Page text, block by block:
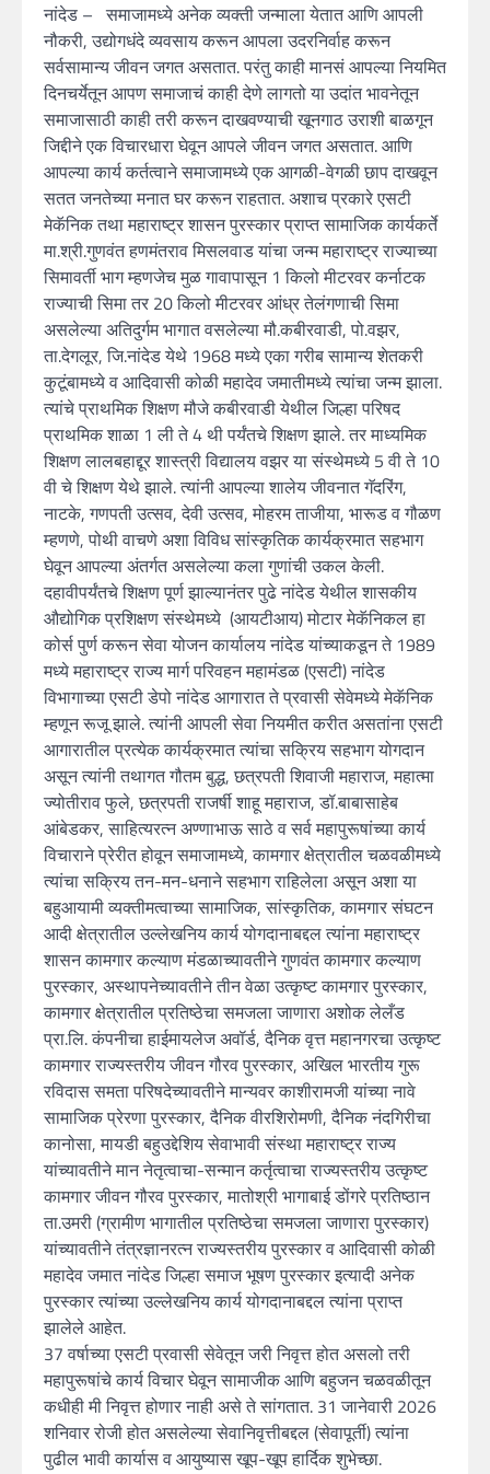
नांदेड – समाजामध्ये अनेक व्यक्ती जन्माला येतात आणि आपली
नौकरी, उद्योगधंदे व्यवसाय करून आपला उदरनिर्वाह करून
सर्वसामान्य जीवन जगत असतात. परंतु काही मानसं आपल्या नियमित
दिनचर्येतून आपण समाजाचं काही देणे लागतो या उदांत भावनेतून
समाजासाठी काही तरी करून दाखवण्याची खूनगाठ उराशी बाळगून
जिद्दीने एक विचारधारा घेवून आपले जीवन जगत असतात. आणि
आपल्या कार्य कर्तत्वाने समाजामध्ये एक आगळी-वेगळी छाप दाखवून
सतत जनतेच्या मनात घर करून राहतात. अशाच प्रकारे एसटी
मेकॅनिक तथा महाराष्ट्र शासन पुरस्कार प्राप्त सामाजिक कार्यकर्ते
मा.श्री.गुणवंत हणमंतराव मिसलवाड यांचा जन्म महाराष्ट्र राज्याच्या
सिमावर्ती भाग म्हणजेच मुळ गावापासून 1 किलो मीटरवर कर्नाटक
राज्याची सिमा तर 20 किलो मीटरवर आंध्र तेलंगणाची सिमा
असलेल्या अतिदुर्गम भागात वसलेल्या मौ.कबीरवाडी, पो.वझर,
ता.देगलूर, जि.नांदेड येथे 1968 मध्ये एका गरीब सामान्य शेतकरी
कुटूंबामध्ये व आदिवासी कोळी महादेव जमातीमध्ये त्यांचा जन्म झाला.
त्यांचे प्राथमिक शिक्षण मौजे कबीरवाडी येथील जिल्हा परिषद
प्राथमिक शाळा 1 ली ते 4 थी पर्यंतचे शिक्षण झाले. तर माध्यमिक
शिक्षण लालबहाद्दूर शास्त्री विद्यालय वझर या संस्थेमध्ये 5 वी ते 10
वी चे शिक्षण येथे झाले. त्यांनी आपल्या शालेय जीवनात गॅदरिंग,
नाटके, गणपती उत्सव, देवी उत्सव, मोहरम ताजीया, भारूड व गौळण
म्हणणे, पोथी वाचणे अशा विविध सांस्कृतिक कार्यक्रमात सहभाग
घेवून आपल्या अंतर्गत असलेल्या कला गुणांची उकल केली.
दहावीपर्यंतचे शिक्षण पूर्ण झाल्यानंतर पुढे नांदेड येथील शासकीय
औद्योगिक प्रशिक्षण संस्थेमध्ये (आयटीआय) मोटार मेकॅनिकल हा
कोर्स पुर्ण करून सेवा योजन कार्यालय नांदेड यांच्याकडून ते 1989
मध्ये महाराष्ट्र राज्य मार्ग परिवहन महामंडळ (एसटी) नांदेड
विभागाच्या एसटी डेपो नांदेड आगारात ते प्रवासी सेवेमध्ये मेकॅनिक
म्हणून रूजू झाले. त्यांनी आपली सेवा नियमीत करीत असतांना एसटी
आगारातील प्रत्येक कार्यक्रमात त्यांचा सक्रिय सहभाग योगदान
असून त्यांनी तथागत गौतम बुद्ध, छत्रपती शिवाजी महाराज, महात्मा
ज्योतीराव फुले, छत्रपती राजर्षी शाहू महाराज, डॉ.बाबासाहेब
आंबेडकर, साहित्यरत्न अण्णाभाऊ साठे व सर्व महापुरूषांच्या कार्य
विचाराने प्रेरीत होवून समाजामध्ये, कामगार क्षेत्रातील चळवळीमध्ये
त्यांचा सक्रिय तन-मन-धनाने सहभाग राहिलेला असून अशा या
बहुआयामी व्यक्तीमत्वाच्या सामाजिक, सांस्कृतिक, कामगार संघटन
आदी क्षेत्रातील उल्लेखनिय कार्य योगदानाबद्दल त्यांना महाराष्ट्र
शासन कामगार कल्याण मंडळाच्यावतीने गुणवंत कामगार कल्याण
पुरस्कार, अस्थापनेच्यावतीने तीन वेळा उत्कृष्ट कामगार पुरस्कार,
कामगार क्षेत्रातील प्रतिष्ठेचा समजला जाणारा अशोक लेलँड
प्रा.लि. कंपनीचा हाईमायलेज अवॉर्ड, दैनिक वृत्त महानगरचा उत्कृष्ट
कामगार राज्यस्तरीय जीवन गौरव पुरस्कार, अखिल भारतीय गुरू
रविदास समता परिषदेच्यावतीने मान्यवर काशीरामजी यांच्या नावे
सामाजिक प्रेरणा पुरस्कार, दैनिक वीरशिरोमणी, दैनिक नंदगिरीचा
कानोसा, मायडी बहुउद्देशिय सेवाभावी संस्था महाराष्ट्र राज्य
यांच्यावतीने मान नेतृत्वाचा-सन्मान कर्तृत्वाचा राज्यस्तरीय उत्कृष्ट
कामगार जीवन गौरव पुरस्कार, मातोश्री भागाबाई डोंगरे प्रतिष्ठान
ता.उमरी (ग्रामीण भागातील प्रतिष्ठेचा समजला जाणारा पुरस्कार)
यांच्यावतीने तंत्रज्ञानरत्न राज्यस्तरीय पुरस्कार व आदिवासी कोळी
महादेव जमात नांदेड जिल्हा समाज भूषण पुरस्कार इत्यादी अनेक
पुरस्कार त्यांच्या उल्लेखनिय कार्य योगदानाबद्दल त्यांना प्राप्त
झालेले आहेत.
37 वर्षाच्या एसटी प्रवासी सेवेतून जरी निवृत्त होत असलो तरी
महापुरूषांचे कार्य विचार घेवून सामाजीक आणि बहुजन चळवळीतून
कधीही मी निवृत्त होणार नाही असे ते सांगतात. 31 जानेवारी 2026
शनिवार रोजी होत असलेल्या सेवानिवृत्तीबद्दल (सेवापूर्ती) त्यांना
पुढील भावी कार्यास व आयुष्यास खूप-खूप हार्दिक शुभेच्छा.